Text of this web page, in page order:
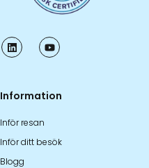
Information
Inför resan
Inför ditt besök
Blogg